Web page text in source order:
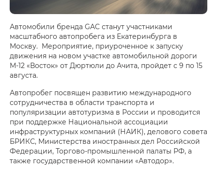
Автомобили бренда GAC станут участниками
масштабного автопробега из Екатеринбурга в
Москву. Мероприятие, приуроченное к запуску
движения на новом участке автомобильной дороги
М-12 «Восток» от Дюртюли до Ачита, пройдет с 9 по 15
августа.
Автопробег посвящен развитию международного
сотрудничества в области транспорта и
популяризации автотуризма в России и проводится
при поддержке Национальной ассоциации
инфраструктурных компаний (НАИК), делового совета
БРИКС, Министерства иностранных дел Российской
Федерации, Торгово-промышленной палаты РФ, а
также государственной компании «Автодор».